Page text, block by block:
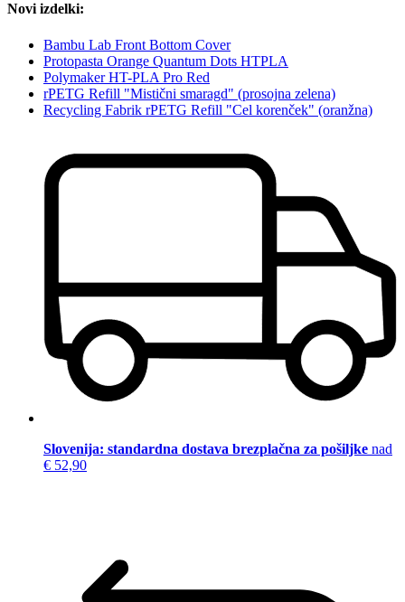
Novi izdelki:
Bambu Lab Front Bottom Cover
Protopasta Orange Quantum Dots HTPLA
Polymaker HT-PLA Pro Red
rPETG Refill "Mistični smaragd" (prosojna zelena)
Recycling Fabrik rPETG Refill "Cel korenček" (oranžna)
Slovenija: standardna dostava brezplačna za pošiljke nad
€ 52,90